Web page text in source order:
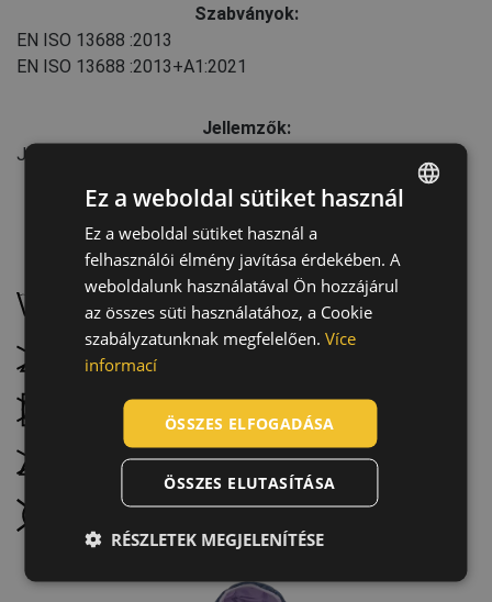
Szabványok:
EN ISO 13688 :2013
EN ISO 13688 :2013+A1:2021
Jellemzők:
Jellemzők: Szélálló, Vízálló
Karbantartás:
Mossa 40 °C-on, normál programmal
Ne fehérítse
Szárítógéppel nem szárítható
Ne vasalja
Nem vegytisztítható
CZECH
HUNGARIAN
SLOVAK
GERMAN
Ez a weboldal sütiket használ
Ez a weboldal sütiket használ a
felhasználói élmény javítása érdekében. A
weboldalunk használatával Ön hozzájárul
az összes süti használatához, a Cookie
szabályzatunknak megfelelően. Více
informací
ÖSSZES ELFOGADÁSA
ÖSSZES ELUTASÍTÁSA
RÉSZLETEK MEGJELENÍTÉSE